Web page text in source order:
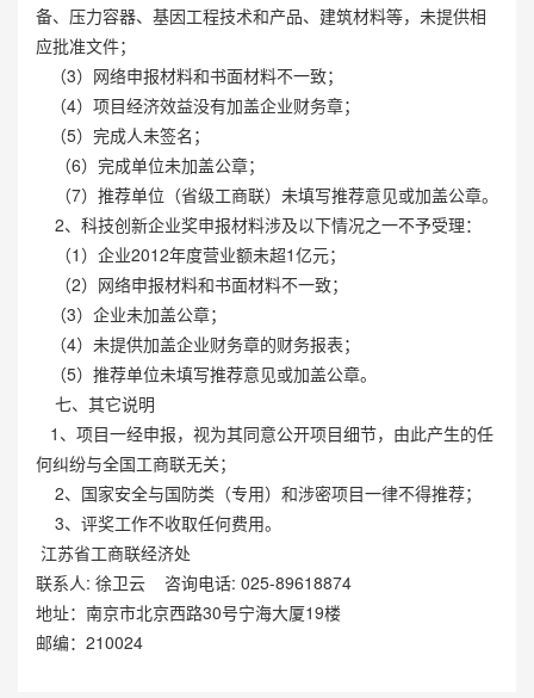
备、压力容器、基因工程技术和产品、建筑材料等，未提供相
应批准文件；
（3）网络申报材料和书面材料不一致；
（4）项目经济效益没有加盖企业财务章；
（5）完成人未签名；
（6）完成单位未加盖公章；
（7）推荐单位（省级工商联）未填写推荐意见或加盖公章。
2、科技创新企业奖申报材料涉及以下情况之一不予受理：
（1）企业2012年度营业额未超1亿元；
（2）网络申报材料和书面材料不一致；
（3）企业未加盖公章；
（4）未提供加盖企业财务章的财务报表；
（5）推荐单位未填写推荐意见或加盖公章。
七、其它说明
1、项目一经申报，视为其同意公开项目细节，由此产生的任
何纠纷与全国工商联无关；
2、国家安全与国防类（专用）和涉密项目一律不得推荐；
3、评奖工作不收取任何费用。
江苏省工商联经济处
联系人: 徐卫云 咨询电话: 025-89618874
地址：南京市北京西路30号宁海大厦19楼
邮编：210024